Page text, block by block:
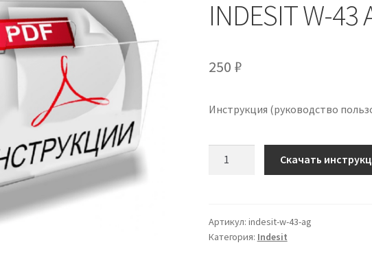
INDESIT W-
250 ₽
Инструкция (руководство
INDESIT
W-
Скачать
Артикул: indesit-w-43-ag
Категория: Indesit